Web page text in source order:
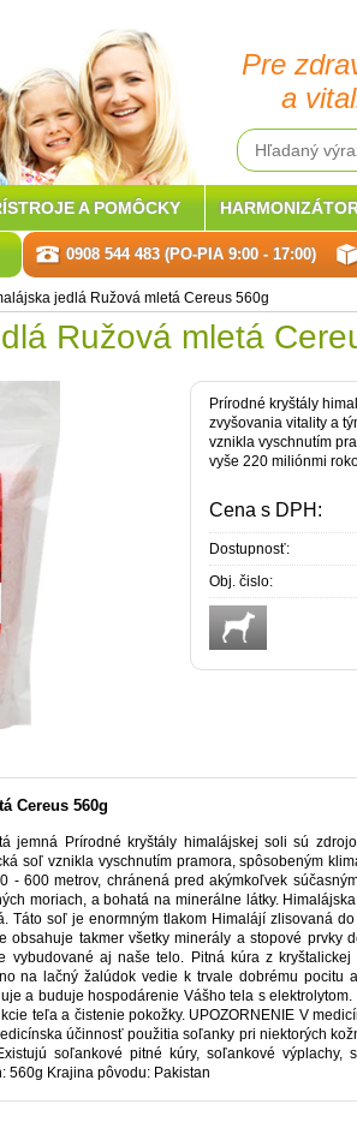
Pre
a
jedlá Ružová mletá Cereus 560g
Ružová mletá
Prírodné kryštály
zvyšovania vitality a
vznikla vyschnutím
vyše 220 miliónmi
Cena s DPH:
Dostupnosť:
Obj. čislo:
Cereus 560g
jemná Prírodné kryštály himalájskej soli sú
soľ vznikla vyschnutím pramora, spôsobeným
- 600 metrov, chránená pred akýmkoľvek
moriach, a bohatá na minerálne látky.
Táto soľ je enormným tlakom Himalájí zlisovaná
obsahuje takmer všetky minerály a stopové prvky
vybudované aj naše telo. Pitná kúra z
na lačný žalúdok vedie k trvale dobrému pocitu
a buduje hospodárenie Vášho tela s
teľa a čistenie pokožky. UPOZORNENIE V
účinnosť použitia soľanky pri niektorých
soľankové pitné kúry, soľankové výplachy,
560g Krajina pôvodu: Pakistan
A POMÔCKY
0908 544 483 (PO-PIA 9:00 - 17:00)